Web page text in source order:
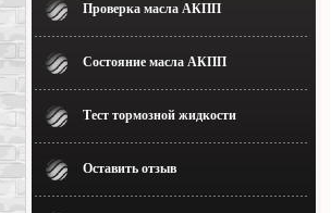
Проверка масла АКПП
Состояние масла АКПП
Тест тормозной жидкости
Оставить отзыв